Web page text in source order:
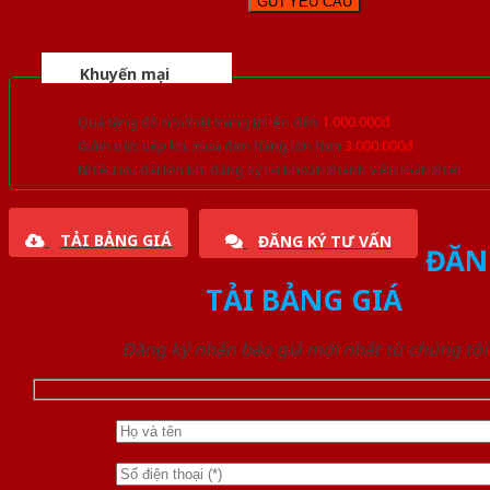
Khuyến mại
Quà tặng đồ nội thất trang trí lên đến 1.000.000đ
Giảm trực tiếp khi mua đơn hàng lớn hơn 3.000.000đ
Nhiều ưu đãi lớn khi đăng ký tài khoản thành viên thân thiết
TẢI BẢNG GIÁ ĐĂNG KÝ TƯ VẤN
TẢI BẢNG GIÁ
Đăng ký nhận báo giá mới nhất từ chúng tôi